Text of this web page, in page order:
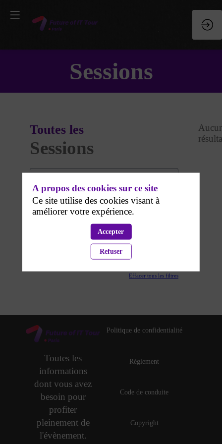
Sessions
Toutes les
Sessions
DATES
Effacer tous les filtres
Toutes les
informations
dont vous avez
besoin pour
profiter
pleinement de
l'évènement.
Politique de confidentialité
Règlement
Code de conduite
Copyright
A propos des cookies sur ce site
Ce site utilise des cookies visant à
améliorer votre expérience.
Accepter
Refuser